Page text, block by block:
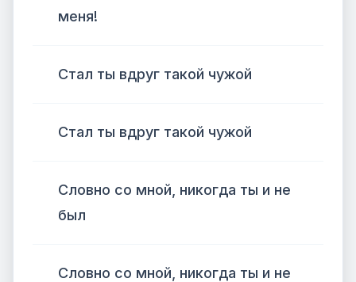
меня!
Стал ты вдруг такой чужой
Стал ты вдруг такой чужой
Словно со мной, никогда ты и не
был
Словно со мной, никогда ты и не